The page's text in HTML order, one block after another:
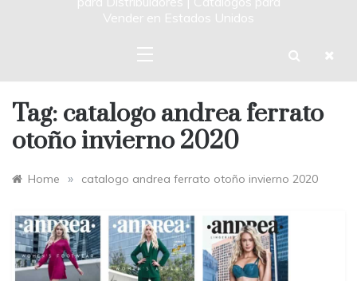
Vender en Estados Unidos
Tag: catalogo andrea ferrato
otoño invierno 2020
Home » catalogo andrea ferrato otoño invierno 2020